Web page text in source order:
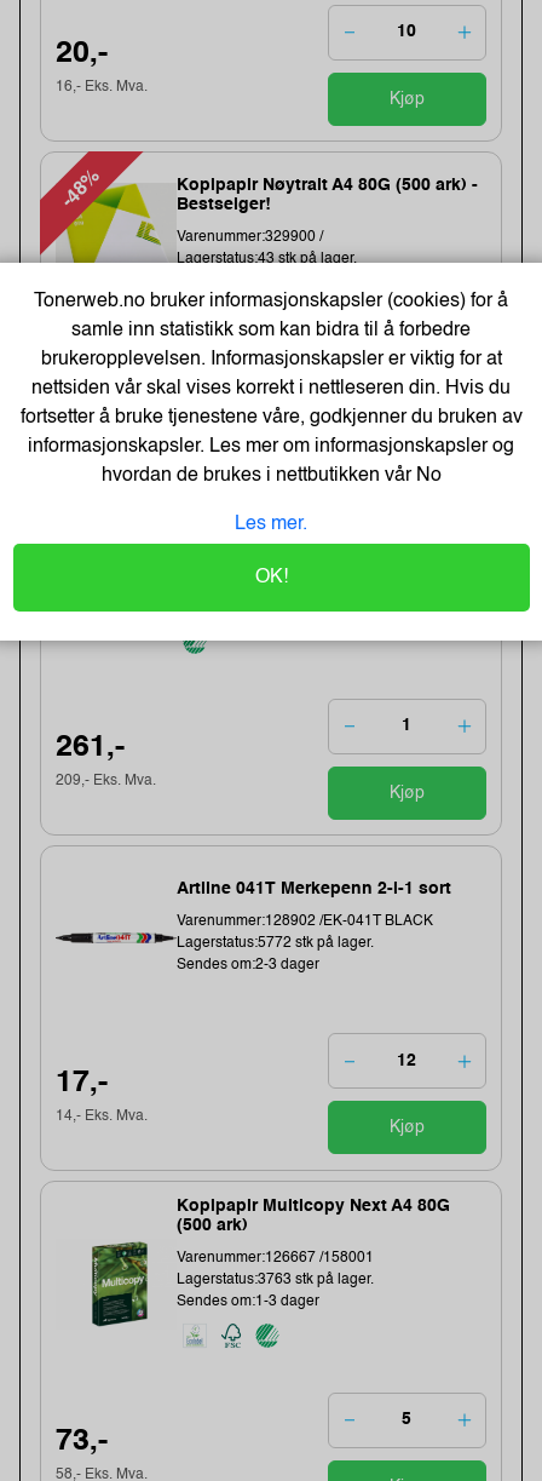
20,-
16,- Eks. Mva.
Kjøp
-48%
Kopipapir Nøytralt A4 80G (500 ark) -
Bestselger!
Varenummer:329900 /
Lagerstatus:43 stk på lager.
71,-
109,-
57,- Eks. Mva. Kjøp
Energizer Lithium AA/L91 Batterier
Lagerstatus:1365 stk på lager.
261,-
209,- Eks. Mva.
Kjøp
Artline 041T Merkepenn 2-i-1 sort
Varenummer:128902 /EK-041T BLACK
Lagerstatus:5772 stk på lager.
Sendes om:2-3 dager
17,-
14,- Eks. Mva.
Kjøp
Kopipapir Multicopy Next A4 80G
(500 ark)
Varenummer:126667 /158001
Lagerstatus:3763 stk på lager.
Sendes om:1-3 dager
73,-
58,- Eks. Mva.
Tonerweb.no bruker informasjonskapsler (cookies) for å
samle inn statistikk som kan bidra til å forbedre
brukeropplevelsen. Informasjonskapsler er viktig for at
nettsiden vår skal vises korrekt i nettleseren din. Hvis du
fortsetter å bruke tjenestene våre, godkjenner du bruken av
informasjonskapsler. Les mer om informasjonskapsler og
hvordan de brukes i nettbutikken vårNo
Les mer.
OK!